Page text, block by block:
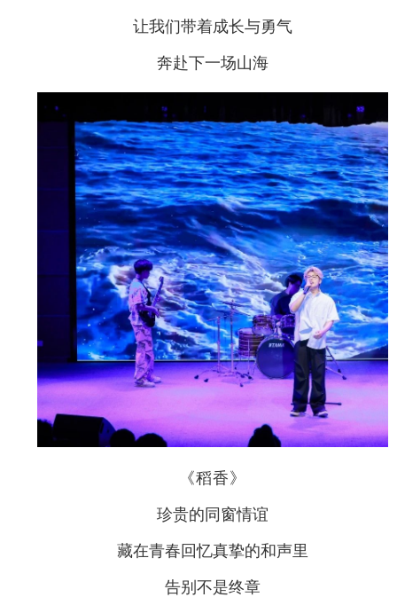
让我们带着成长与勇气
奔赴下一场山海
《稻香》
珍贵的同窗情谊
藏在青春回忆真挚的和声里
告别不是终章